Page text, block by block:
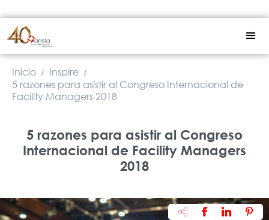
Inicio / Inspire /
5 razones para asistir al Congreso Internacional de
Facility Managers 2018
5 razones para asistir al Congreso
Internacional de Facility Managers
2018